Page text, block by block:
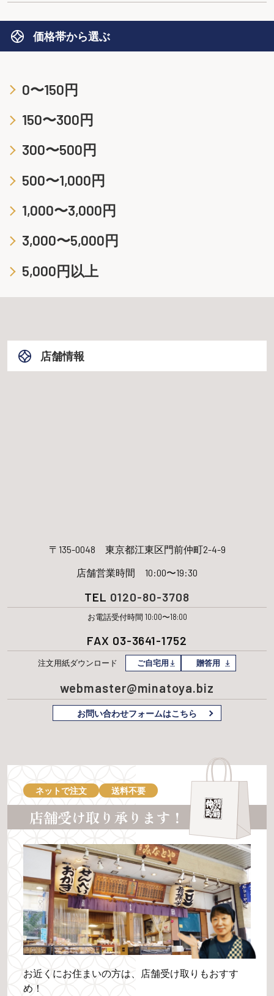
価格帯から選ぶ
0〜150円
150〜300円
300〜500円
500〜1,000円
1,000〜3,000円
3,000〜5,000円
5,000円以上
店舗情報
〒135-0048 東京都江東区門前仲町2-4-9
店舗営業時間 10:00〜19:30
TEL 0120-80-3708
お電話受付時間 10:00〜18:00
FAX 03-3641-1752
注文用紙ダウンロード ご自宅用 贈答用
webmaster@minatoya.biz
お問い合わせフォームはこちら
ネットで注文 送料不要
店舗受け取り承ります！
お近くにお住まいの方は、店舗受け取りもおすす
め！